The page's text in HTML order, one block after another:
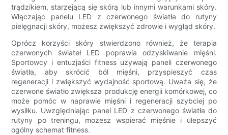
trądzikiem, starzejącą się skórą lub innymi warunkami skóry.
Włączając panelu LED z czerwonego światła do rutyny
pielęgnacji skóry, możesz zwiększyć zdrowie i wygląd skóry.
Oprócz korzyści skóry stwierdzono również, że terapia
czerwonych świateł LED poprawia odzyskiwanie mięśni.
Sportowcy i entuzjaści fitness używają paneli czerwonego
światła, aby skrócić ból mięśni, przyspieszyć czas
regeneracji i zwiększyć wydajność sportową. Uważa się, że
czerwone światło zwiększa produkcję energii komórkowej, co
może pomóc w naprawie mięśni i regeneracji szybciej po
wysiłku. Uwzględniając panel LED z czerwonego światła do
rutyny po treningu, możesz wspierać mięśnie i ulepszyć
ogólny schemat fitness.